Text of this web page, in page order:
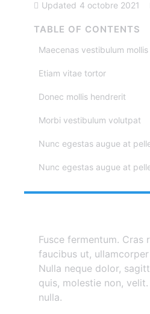
Updated 4 octobre 2021
TABLE OF CONTENTS
Maecenas vestibulum mollis
Etiam vitae tortor
Donec mollis hendrerit
Morbi vestibulum volutpat
Nunc egestas augue at
Nunc egestas augue at
Fusce fermentum. Cras
faucibus ut,
Nulla neque dolor,
quis, molestie non,
nulla.